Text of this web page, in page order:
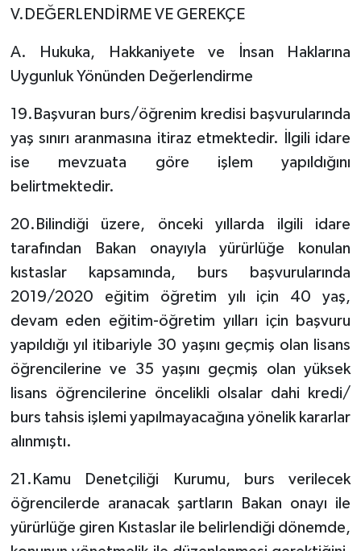
V.DEĞERLENDİRME VE GEREKÇE
A. Hukuka, Hakkaniyete ve İnsan Haklarına
Uygunluk Yönünden Değerlendirme
19.Başvuran burs/öğrenim kredisi başvurularında
yaş sınırı aranmasına itiraz etmektedir. İlgili idare
ise mevzuata göre işlem yapıldığını
belirtmektedir.
20.Bilindiği üzere, önceki yıllarda ilgili idare
tarafından Bakan onayıyla yürürlüğe konulan
kıstaslar kapsamında, burs başvurularında
2019/2020 eğitim öğretim yılı için 40 yaş,
devam eden eğitim-öğretim yılları için başvuru
yapıldığı yıl itibariyle 30 yaşını geçmiş olan lisans
öğrencilerine ve 35 yaşını geçmiş olan yüksek
lisans öğrencilerine öncelikli olsalar dahi kredi/
burs tahsis işlemi yapılmayacağına yönelik kararlar
alınmıştı.
21.Kamu Denetçiliği Kurumu, burs verilecek
öğrencilerde aranacak şartların Bakan onayı ile
yürürlüğe giren Kıstaslar ile belirlendiği dönemde,